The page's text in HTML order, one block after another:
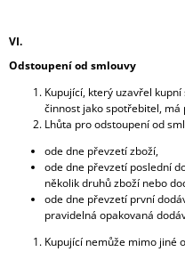
VI.
Odstoupení od smlouvy
Kupující, který uzavřel
činnost jako spotřebitel,
Lhůta pro odstoupení od
ode dne převzetí zboží,
ode dne převzetí poslední
několik druhů zboží nebo
ode dne převzetí první
pravidelná opakovaná
Kupující nemůže mimo jiné